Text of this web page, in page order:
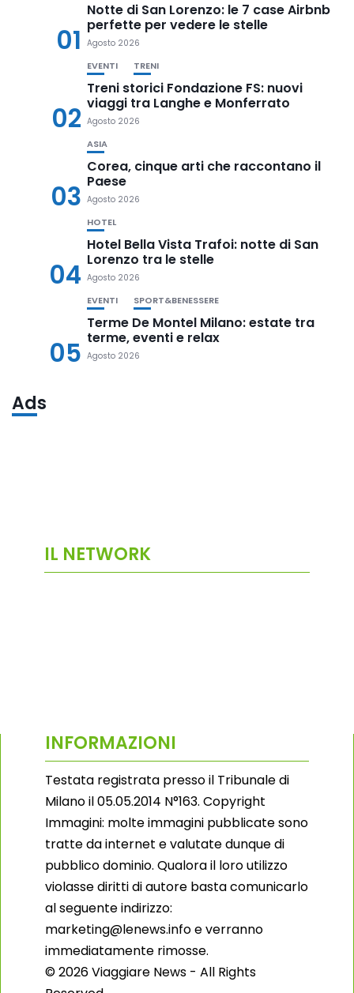
01
Notte di San Lorenzo: le 7 case Airbnb
perfette per vedere le stelle
Agosto 2026
02
EVENTI TRENI
Treni storici Fondazione FS: nuovi
viaggi tra Langhe e Monferrato
Agosto 2026
03
ASIA
Corea, cinque arti che raccontano il
Paese
Agosto 2026
04
HOTEL
Hotel Bella Vista Trafoi: notte di San
Lorenzo tra le stelle
Agosto 2026
05
EVENTI SPORT&BENESSERE
Terme De Montel Milano: estate tra
terme, eventi e relax
Agosto 2026
Ads
IL NETWORK
INFORMAZIONI
Testata registrata presso il Tribunale di
Milano il 05.05.2014 N°163. Copyright
Immagini: molte immagini pubblicate sono
tratte da internet e valutate dunque di
pubblico dominio. Qualora il loro utilizzo
violasse diritti di autore basta comunicarlo
al seguente indirizzo:
marketing@lenews.info e verranno
immediatamente rimosse.
© 2026 Viaggiare News - All Rights